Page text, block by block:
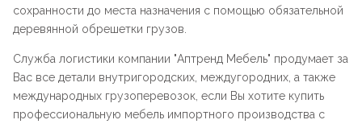
сохранности до места назначения с помощью обязательной
деревянной обрешетки грузов.
Служба логистики компании "Аптренд Мебель" продумает за
Вас все детали внутригородских, междугородних, а также
международных грузоперевозок, если Вы хотите купить
профессиональную мебель импортного производства с